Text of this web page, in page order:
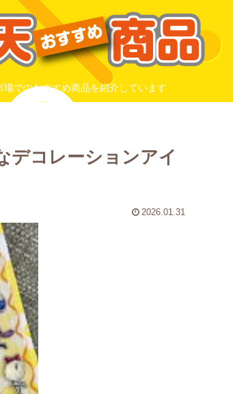
場でのおすすめ商品を紹介しています
デコレーションアイ
2026.01.31